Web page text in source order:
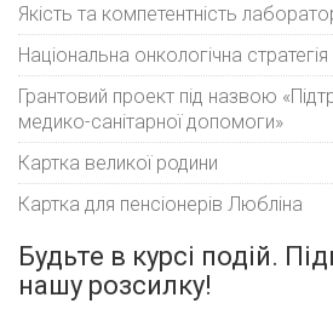
Якість та компетентність
Національна онкологічна стратегія
Грантовий проект під назвою
медико-санітарної допомоги»
Картка великої родини
Картка для пенсіонерів Любліна
Будьте в курсі подій.
нашу розсилку!